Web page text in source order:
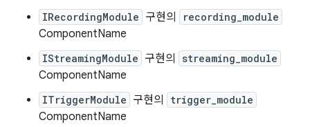
IRecordingModule 구현의 recording_module
ComponentName
IStreamingModule 구현의 streaming_module
ComponentName
ITriggerModule 구현의 trigger_module
ComponentName